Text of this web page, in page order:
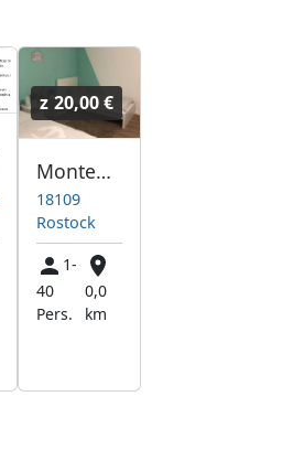
z 20,00 €
Monteurwohnung an der MV Werft
18109
Rostock
1-
40
Pers.
0,0
km